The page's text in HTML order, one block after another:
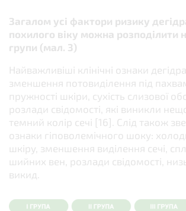
Загалом усі фактори ризику
похилого віку можна розподілити
групи (мал. 3)
Найважливіші клінічні ознаки
зменшення потовиділення під
пружності шкіри, сухість слизової
розлади свідомості, які виникли
темний колір сечі [16]. Слід також
ознаки гіповолемічного шоку:
шкіру, зменшення виділення сечі,
шийних вен, розлади свідомості,
викид.